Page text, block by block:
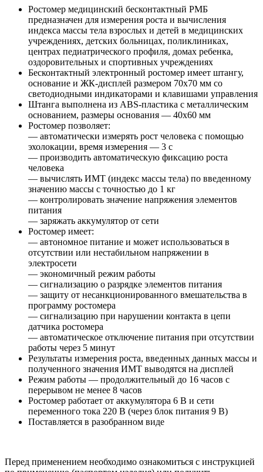
Ростомер медицинский бесконтактный РМБ
предназначен для измерения роста и вычисления
индекса массы тела взрослых и детей в медицинских
учреждениях, детских больницах, поликлиниках,
центрах педиатрического профиля, домах ребенка,
оздоровительных и спортивных учреждениях
Бесконтактный электронный ростомер имеет штангу,
основание и ЖК-дисплей размером 70x70 мм со
светодиодными индикаторами и клавишами управления
Штанга выполнена из ABS-пластика с металлическим
основанием, размеры основания — 40х60 мм
Ростомер позволяет:
— автоматически измерять рост человека с помощью
эхолокации, время измерения — 3 с
— производить автоматическую фиксацию роста
человека
— вычислять ИМТ (индекс массы тела) по введенному
значению массы с точностью до 1 кг
— контролировать значение напряжения элементов
питания
— заряжать аккумулятор от сети
Ростомер имеет:
— автономное питание и может использоваться в
отсутствии или нестабильном напряжении в
электросети
— экономичный режим работы
— сигнализацию о разрядке элементов питания
— защиту от несанкционированного вмешательства в
программу ростомера
— сигнализацию при нарушении контакта в цепи
датчика ростомера
— автоматическое отключение питания при отсутствии
работы через 5 минут
Результаты измерения роста, введенных данных массы и
полученного значения ИМТ выводятся на дисплей
Режим работы — продолжительный до 16 часов с
перерывом не менее 8 часов
Ростомер работает от аккумулятора 6 В и сети
переменного тока 220 В (через блок питания 9 В)
Поставляется в разобранном виде
Перед применением необходимо ознакомиться с инструкцией